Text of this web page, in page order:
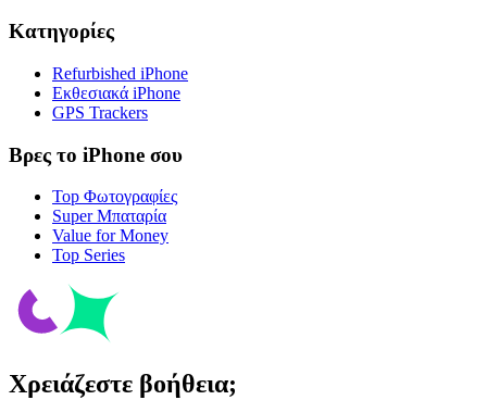
Κατηγορίες
Refurbished iPhone
Εκθεσιακά iPhone
GPS Trackers
Βρες το iPhone σου
Top Φωτογραφίες
Super Μπαταρία
Value for Money
Top Series
Χρειάζεστε βοήθεια;